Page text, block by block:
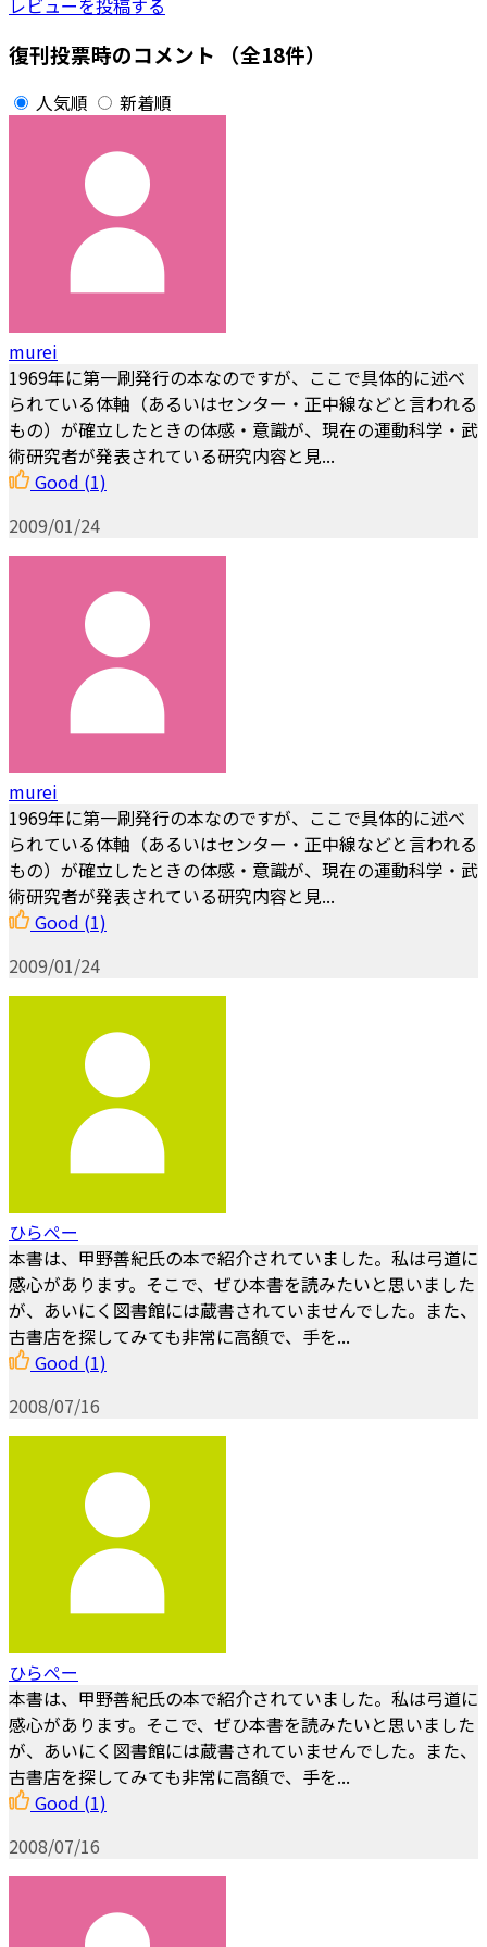
レビューを投稿する
復刊投票時のコメント （全18件）
人気順 新着順
murei
1969年に第一刷発行の本なのですが、ここで具体的に述べ
られている体軸（あるいはセンター・正中線などと言われる
もの）が確立したときの体感・意識が、現在の運動科学・武
術研究者が発表されている研究内容と見...
Good (1)
2009/01/24
murei
1969年に第一刷発行の本なのですが、ここで具体的に述べ
られている体軸（あるいはセンター・正中線などと言われる
もの）が確立したときの体感・意識が、現在の運動科学・武
術研究者が発表されている研究内容と見...
Good (1)
2009/01/24
ひらぺー
本書は、甲野善紀氏の本で紹介されていました。私は弓道に
感心があります。そこで、ぜひ本書を読みたいと思いました
が、あいにく図書館には蔵書されていませんでした。また、
古書店を探してみても非常に高額で、手を...
Good (1)
2008/07/16
ひらぺー
本書は、甲野善紀氏の本で紹介されていました。私は弓道に
感心があります。そこで、ぜひ本書を読みたいと思いました
が、あいにく図書館には蔵書されていませんでした。また、
古書店を探してみても非常に高額で、手を...
Good (1)
2008/07/16